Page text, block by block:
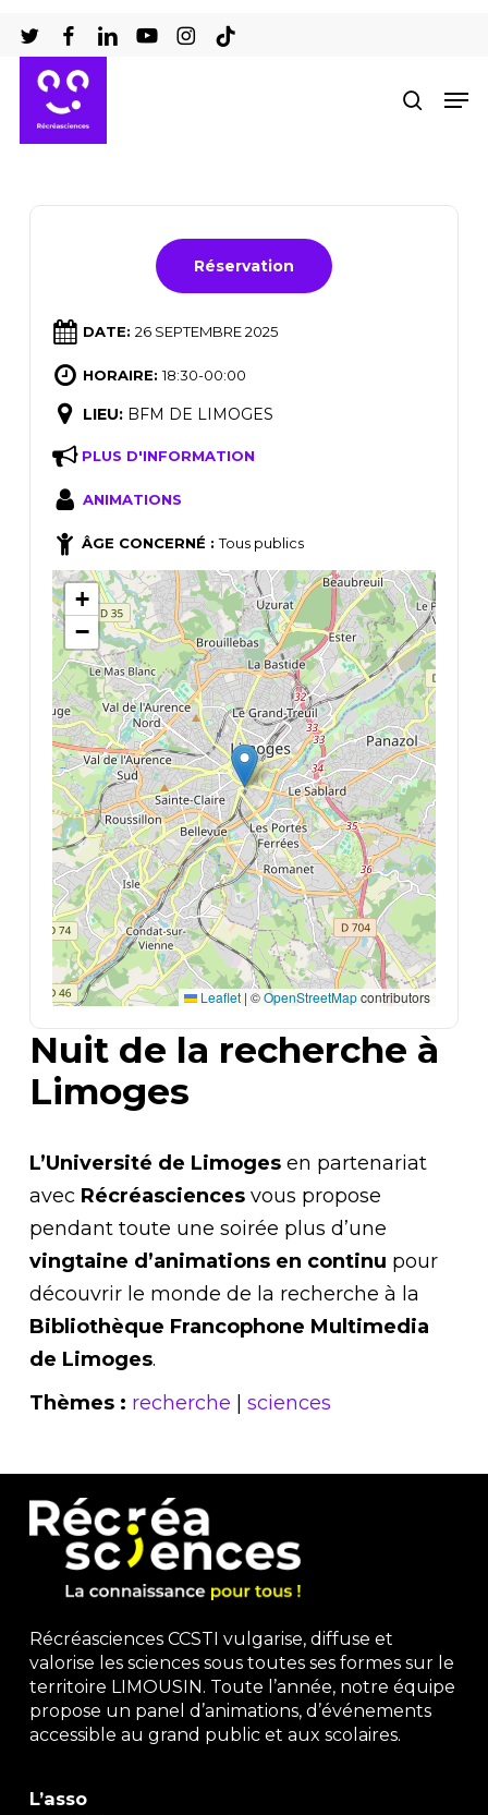
au
contenu
principal
Réservation
DATE: 26 SEPTEMBRE 2025
HORAIRE:18:30-00:00
LIEU: BFM DE LIMOGES
PLUS D'INFORMATION
ANIMATIONS
ÂGE CONCERNÉ :Tous publics
+
−
Leaflet | ©OpenStreetMapcontributors
Nuit de la recherche à
Limoges
L’Université de Limoges en partenariat
avec Récréasciencesvous propose
pendant toute une soirée plus d’une
vingtaine d’animations en continu pour
découvrir le monde de la recherche à la
Bibliothèque Francophone Multimedia
de Limoges.
Thèmes : recherche sciences
Récréasciences CCSTI vulgarise, diffuse et
valorise les sciences sous toutes ses formes sur le
territoire LIMOUSIN. Toute l’année, notre équipe
propose un panel d’animations, d’événements
accessible au grand public et aux scolaires.
L’asso
le